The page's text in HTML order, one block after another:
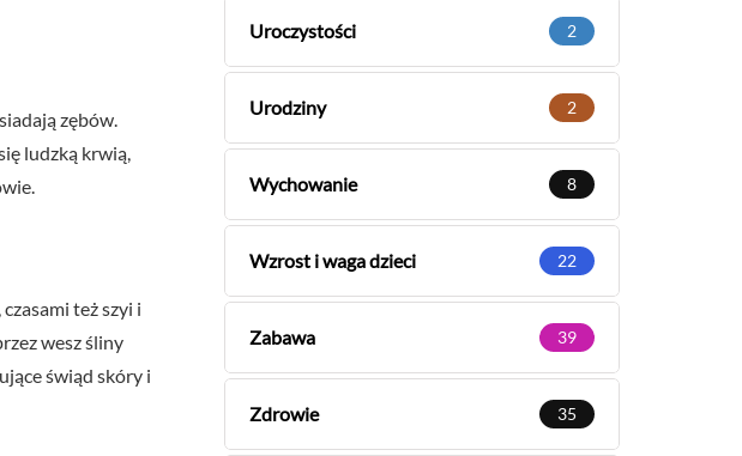
zębów.
ludzką krwią,
też szyi i
wesz śliny
świąd skóry i
Uroczystości 2
Urodziny 2
Wychowanie 8
Wzrost i waga dzieci 22
Zabawa 39
Zdrowie 35